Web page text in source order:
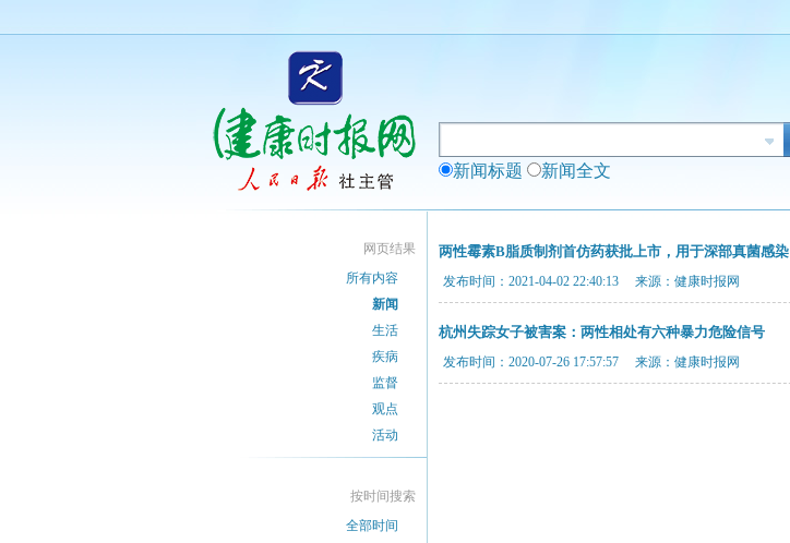
新闻标题 新闻全文
网页结果
所有内容
新闻
生活
疾病
监督
观点
活动
按时间搜索
全部时间
两性霉素B脂质制剂首仿药获批上市，用于深部真菌感染
发布时间：2021-04-02 22:40:13 来源：健康时报网
杭州失踪女子被害案：两性相处有六种暴力危险信号
发布时间：2020-07-26 17:57:57 来源：健康时报网